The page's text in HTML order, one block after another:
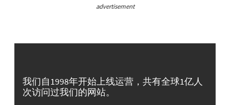
advertisement
我们自1998年开始上线运营，共有全球1亿人
次访问过我们的网站。